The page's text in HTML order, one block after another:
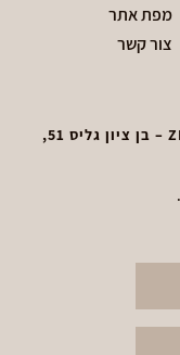
מפת אתר
צור קשר
| ZEDKA SHOWROOM – בן ציון גליס 51,